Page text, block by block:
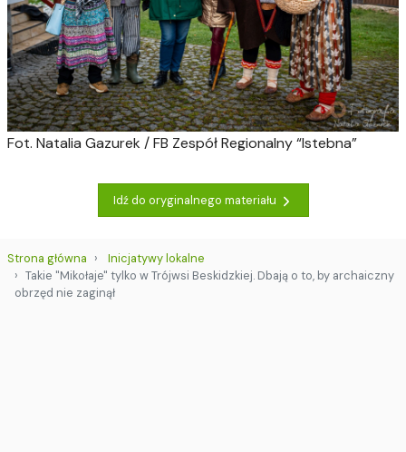
Fot. Natalia Gazurek / FB Zespół Regionalny “Istebna”
Idź do oryginalnego materiału
Strona główna
Inicjatywy lokalne
Takie "Mikołaje" tylko w Trójwsi Beskidzkiej. Dbają o to, by archaiczny
obrzęd nie zaginął